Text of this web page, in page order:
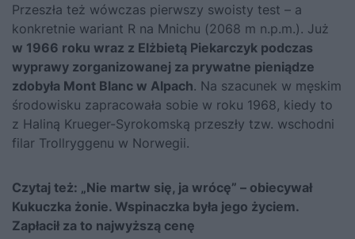
Przeszła też wówczas pierwszy swoisty test – a
konkretnie wariant R na Mnichu (2068 m n.p.m.). Już
w 1966 roku wraz z Elżbietą Piekarczyk podczas
wyprawy zorganizowanej za prywatne pieniądze
zdobyła Mont Blanc w Alpach. Na szacunek w męskim
środowisku zapracowała sobie w roku 1968, kiedy to
z Haliną Krueger-Syrokomską przeszły tzw. wschodni
filar Trollryggenu w Norwegii.
Czytaj też: „Nie martw się, ja wrócę” – obiecywał
Kukuczka żonie. Wspinaczka była jego życiem.
Zapłacił za to najwyższą cenę